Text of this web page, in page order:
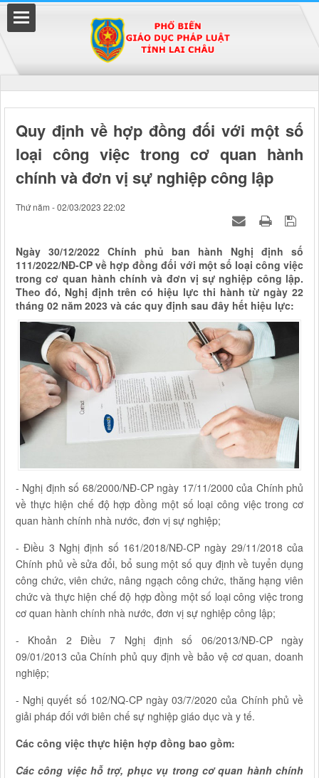
Quy định về hợp đồng đối với một số
loại công việc trong cơ quan hành
chính và đơn vị sự nghiệp công lập
Thứ năm - 02/03/2023 22:02
Ngày 30/12/2022 Chính phủ ban hành Nghị định số
111/2022/NĐ-CP về hợp đồng đối với một số loại công việc
trong cơ quan hành chính và đơn vị sự nghiệp công lập.
Theo đó, Nghị định trên có hiệu lực thi hành từ ngày 22
tháng 02 năm 2023 và các quy định sau đây hết hiệu lực:
- Nghị định số 68/2000/NĐ-CP ngày 17/11/2000 của Chính phủ
về thực hiện chế độ hợp đồng một số loại công việc trong cơ
quan hành chính nhà nước, đơn vị sự nghiệp;
- Điều 3 Nghị định số 161/2018/NĐ-CP ngày 29/11/2018 của
Chính phủ về sửa đổi, bổ sung một số quy định về tuyển dụng
công chức, viên chức, nâng ngạch công chức, thăng hạng viên
chức và thực hiện chế độ hợp đồng một số loại công việc trong
cơ quan hành chính nhà nước, đơn vị sự nghiệp công lập;
- Khoản 2 Điều 7 Nghị định số 06/2013/NĐ-CP ngày
09/01/2013 của Chính phủ quy định về bảo vệ cơ quan, doanh
nghiệp;
- Nghị quyết số 102/NQ-CP ngày 03/7/2020 của Chính phủ về
giải pháp đối với biên chế sự nghiệp giáo dục và y tế.
Các công việc thực hiện hợp đồng bao gồm:
Các công việc hỗ trợ, phục vụ trong cơ quan hành chính
Đã kết nối EMC